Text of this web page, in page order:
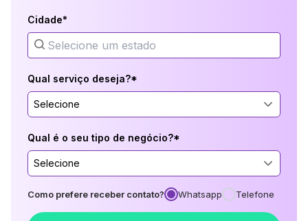
Cidade*
Qual serviço deseja?*
Selecione
Qual é o seu tipo de negócio?*
Selecione
Como prefere receber contato? Whatsapp Telefone